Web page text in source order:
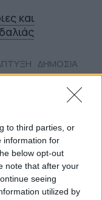
to third parties, or
information for
below opt-out
note that after your
seeing
utilized by
και
ΔΗΜΟΣΙΑ
ΠΛΑΙΣΙΟ
ΦΟΡΕΙΣ ΝΟΤΙΟΥ